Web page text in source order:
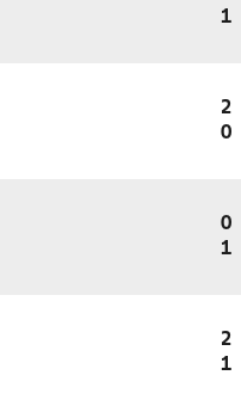
1
2
0
0
1
2
1